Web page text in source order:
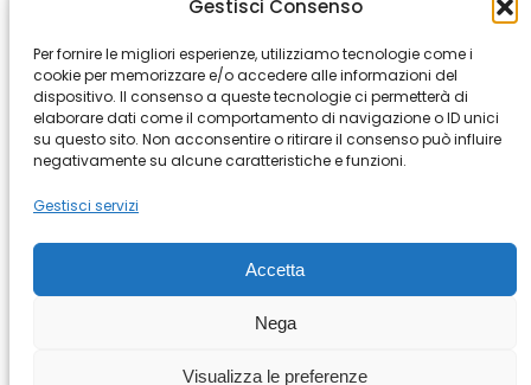
Gestisci Consenso
Per fornire le migliori esperienze, utilizziamo tecnologie come i
cookie per memorizzare e/o accedere alle informazioni del
dispositivo. Il consenso a queste tecnologie ci permetterà di
elaborare dati come il comportamento di navigazione o ID unici
su questo sito. Non acconsentire o ritirare il consenso può influire
negativamente su alcune caratteristiche e funzioni.
Gestisci servizi
Accetta
Nega
Visualizza le preferenze
Milan Rome Bergamo Buenos Aires
Cape Town
Genova
Istanbul Los Angeles
Modena